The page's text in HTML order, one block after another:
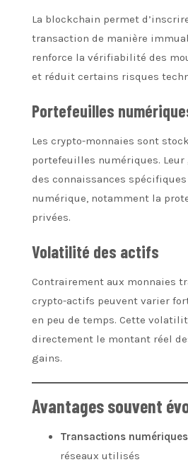
La blockchain permet
transaction de manière
renforce la vérifiabilité des
et réduit certains risques
Portefeuilles
Les crypto-monnaies sont
portefeuilles numériques.
des connaissances
numérique, notamment la
privées.
Volatilité des actifs
Contrairement aux monnaies
crypto-actifs peuvent varier
en peu de temps. Cette
directement le montant réel
gains.
Avantages souvent
Transactions
réseaux utilisés